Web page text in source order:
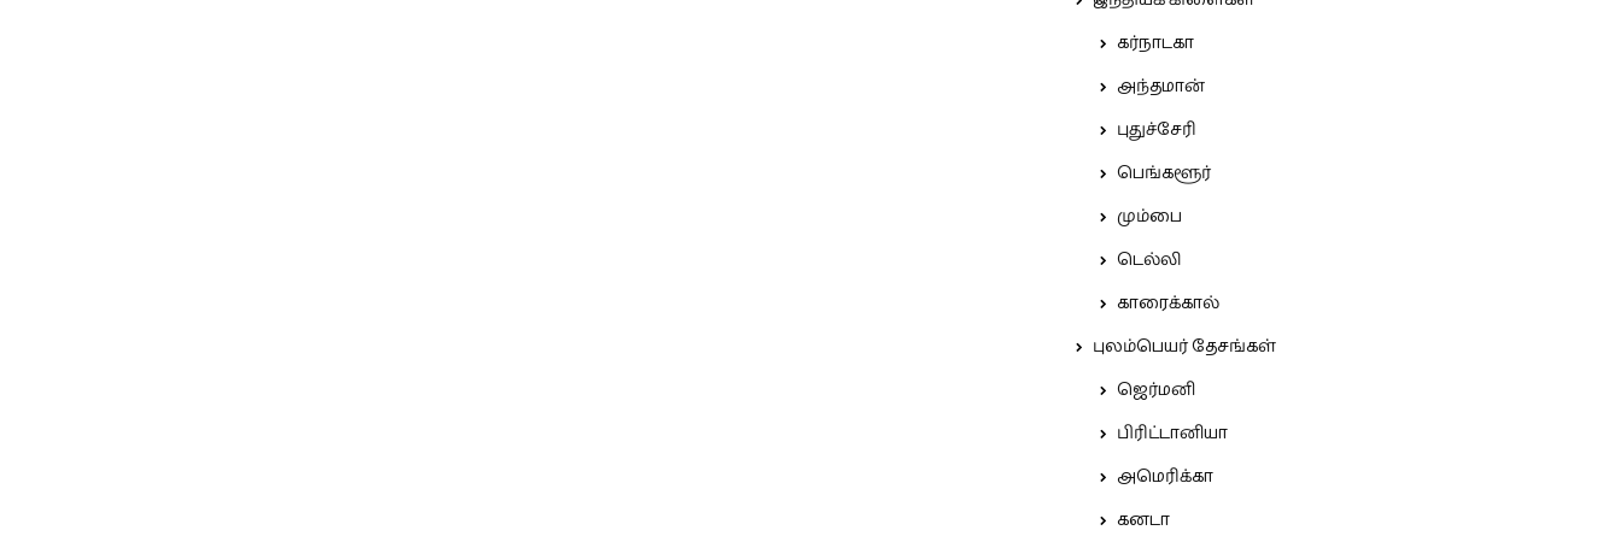
கர்நாடகா
அந்தமான்
புதுச்சேரி
பெங்களூர்
மும்பை
டெல்லி
காரைக்கால்
புலம்பெயர் தேசங்கள்
ஜெர்மனி
பிரிட்டானியா
அமெரிக்கா
கனடா